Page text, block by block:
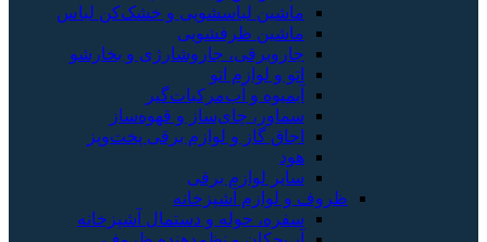
ماشین لباسشویی و خشک‌کن لباس
ماشین ظرفشویی
جاروبرقی، جاروشارژی و بخارشو
اتو و لوازم اتو
آبمیوه و آب‌مرکبات‌گیر
سماور، چای‌ساز و قهوه‌ساز
اجاق گاز و لوازم برقی پخت‌وپز
هود
سایر لوازم برقی
ظروف و لوازم آشپزخانه
سفره، حوله و دستمال آشپزخانه